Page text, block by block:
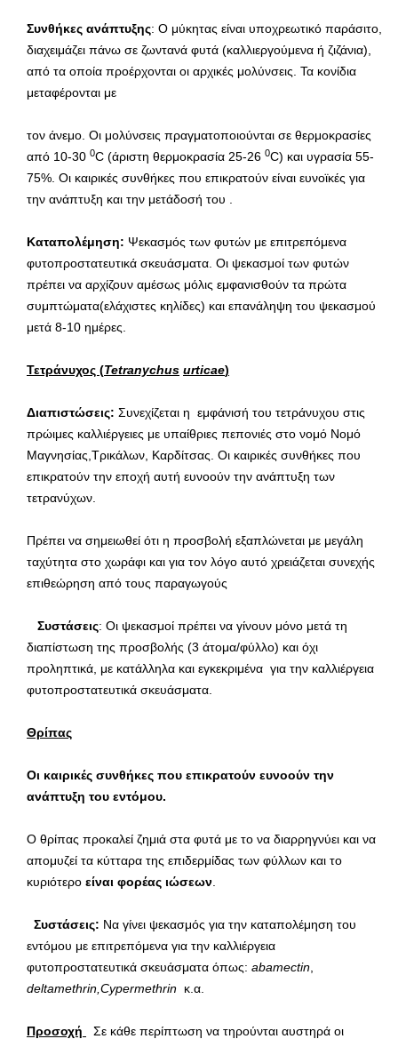
Συνθήκες ανάπτυξης: Ο μύκητας είναι υποχρεωτικό παράσιτο,
διαχειμάζει πάνω σε ζωντανά φυτά (καλλιεργούμενα ή ζιζάνια),
από τα οποία προέρχονται οι αρχικές μολύνσεις. Τα κονίδια
μεταφέρονται με
τον άνεμο. Οι μολύνσεις πραγματοποιούνται σε θερμοκρασίες
από 10-30 0C (άριστη θερμοκρασία 25-26 0C) και υγρασία 55-
75%. Οι καιρικές συνθήκες που επικρατούν είναι ευνοϊκές για
την ανάπτυξη και την μετάδοσή του .
Καταπολέμηση: Ψεκασμός των φυτών με επιτρεπόμενα
φυτοπροστατευτικά σκευάσματα. Οι ψεκασμοί των φυτών
πρέπει να αρχίζουν αμέσως μόλις εμφανισθούν τα πρώτα
συμπτώματα(ελάχιστες κηλίδες) και επανάληψη του ψεκασμού
μετά 8-10 ημέρες.
Τετράνυχος (Tetranychus urticae)
Διαπιστώσεις: Συνεχίζεται η εμφάνισή του τετράνυχου στις
πρώιμες καλλιέργειες με υπαίθριες πεπονιές στο νομό Νομό
Μαγνησίας,Τρικάλων, Καρδίτσας. Οι καιρικές συνθήκες που
επικρατούν την εποχή αυτή ευνοούν την ανάπτυξη των
τετρανύχων.
Πρέπει να σημειωθεί ότι η προσβολή εξαπλώνεται με μεγάλη
ταχύτητα στο χωράφι και για τον λόγο αυτό χρειάζεται συνεχής
επιθεώρηση από τους παραγωγούς
Συστάσεις: Οι ψεκασμοί πρέπει να γίνουν μόνο μετά τη
διαπίστωση της προσβολής (3 άτομα/φύλλο) και όχι
προληπτικά, με κατάλληλα και εγκεκριμένα για την καλλιέργεια
φυτοπροστατευτικά σκευάσματα.
Θρίπας
Οι καιρικές συνθήκες που επικρατούν ευνοούν την
ανάπτυξη του εντόμου.
Ο θρίπας προκαλεί ζημιά στα φυτά με το να διαρρηγνύει και να
απομυζεί τα κύτταρα της επιδερμίδας των φύλλων και το
κυριότερο είναι φορέας ιώσεων
Συστάσεις: Να γίνει ψεκασμός για την καταπολέμηση του
εντόμου με επιτρεπόμενα για την καλλιέργεια
φυτοπροστατευτικά σκευάσματα όπως: abamectin
deltamethrin Cypermethrin κ.α.
Προσοχή
Σε κάθε περίπτωση να τηρούνται αυστηρά οι